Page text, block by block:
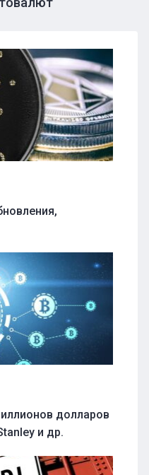
долларов
и др.